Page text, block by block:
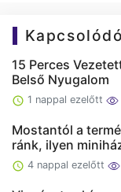
Kapcsolódó
15 Perces
Belső Nyugalom
1 nappal ezelőtt
Mostantól a
ránk, ilyen
4 nappal ezelőtt